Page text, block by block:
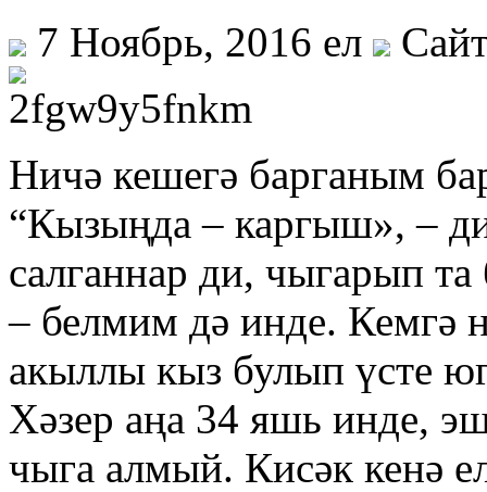
7 Ноябрь, 2016 ел
Ничә кешегә барганым
“Кызыңда – каргыш», –
салганнар ди, чыгарып
– белмим дә инде. Кемгә
акыллы кыз булып үсте
Хәзер аңа 34 яшь инде,
чыга алмый. Кисәк кенә